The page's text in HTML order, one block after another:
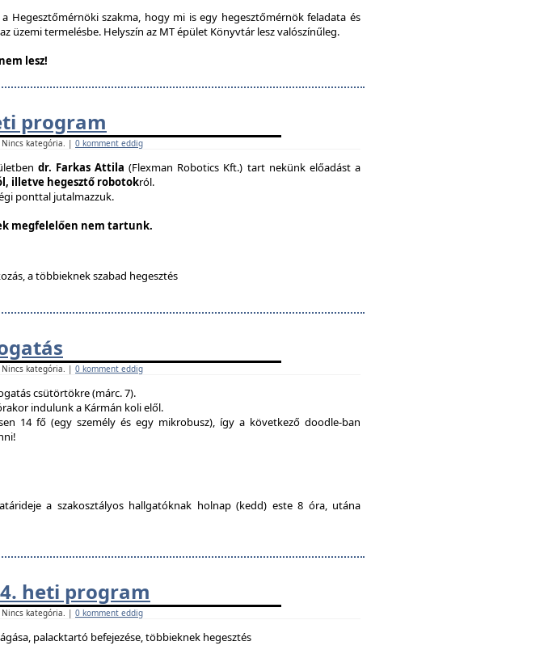
Hegesztőmérnöki szakma, hogy mi is egy hegesztőmérnök feladata és
üzemi termelésbe. Helyszín az MT épület Könyvtár lesz valószínűleg.
lesz!
program
kategória. | 0 komment eddig
dr. Farkas Attila(Flexman Robotics Kft.) tart nekünk előadást a
illetve hegesztő robotokról.
ponttal jutalmazzuk.
megfelelően nem tartunk.
a többieknek szabad hegesztés
kategória. | 0 komment eddig
csütörtökre (márc. 7).
indulunk a Kármán koli elől.
14 fő (egy személy és egy mikrobusz), így a következő doodle-ban
a szakosztályos hallgatóknak holnap (kedd) este 8 óra, utána
heti program
kategória. | 0 komment eddig
palacktartó befejezése, többieknek hegesztés